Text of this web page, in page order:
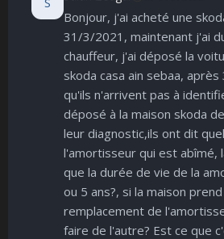
Bonjour, j'ai acheté une
31/3/2021, maintenant j'ai
chauffeur, j'ai déposé la
skoda casa ain sebaa,
qu'ils n'arrivent pas à
déposé à la maison skoda
leur diagnostic,ils ont dit
l'amortisseur qui est abîmé,
que la durée de vie de la
ou 5 ans?, si la maison
remplacement de
faire de l'autre? Est ce que